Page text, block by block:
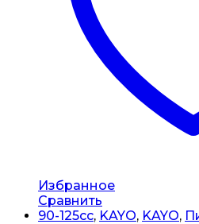
Избранное
Сравнить
90-125cc, KAYO, KAYO,